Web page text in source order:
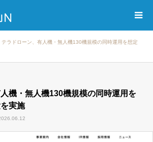
テラドローン、有人機・無人機130機規模の同時運用を想定
機・無人機130機規模の同時運用を
実施